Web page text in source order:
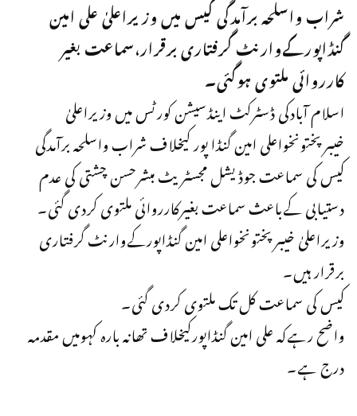
شراب واسلحہ برآمدگی کیس میں وزیراعلیٰ علی امین
گنڈاپورکےوارنٹ گرفتاری برقرار،سماعت بغیر
کارروائی ملتوی ہوگئی۔
اسلام آبادکی ڈسٹرکٹ اینڈسیشن کورٹس میں وزیراعلیٰ
خیبرپختونخواعلی امین گنڈا پور کیخلاف شراب واسلحہ برآمدگی
کیس کی سماعت جوڈیشل مجسٹریٹ مبشرحسن چشتی کی عدم
دستیابی کےباعث سماعت بغیرکارروائی ملتوی کردی گئی۔
وزیراعلیٰ خیبرپختونخواعلی امین گنڈاپورکےوارنٹ گرفتاری
برقرار ہیں۔
کیس کی سماعت کل تک ملتوی کردی گئی۔
واضح رہےکہ علی امین گنڈاپورکیخلاف تھانہ بارہ کہومیں مقدمہ
درج ہے۔